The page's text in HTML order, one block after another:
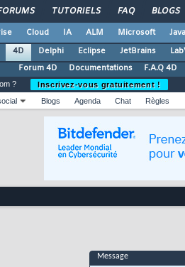
TUTORIELS FAQ BLOGS
Cloud IA ALM Microsoft Java
4D Delphi Eclipse JetBrains
Forum 4D
Documentations F.A.Q 4D
?
Inscrivez-vous gratuitement !
Blogs Agenda Chat Règles
Message